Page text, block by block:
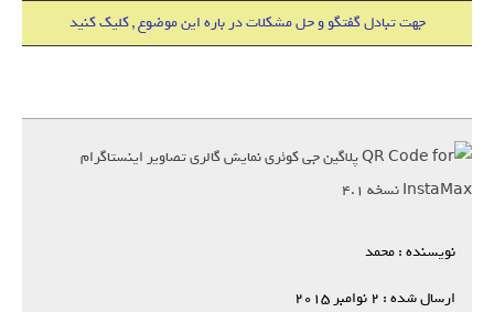
جهت تبادل گفتگو و حل مشکلات در باره این موضوع , کلیک کنید
نویسنده : محمد
ارسال شده : 2 نوامبر 2015